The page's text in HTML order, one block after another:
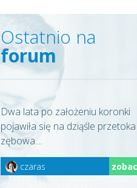
Ostatnio na
forum
Dwa lata po założeniu koronki
pojawiła się na dziąśle przetoka
zębowa....
czaras